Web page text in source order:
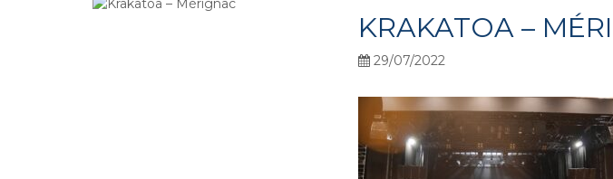
KRAKATOA –
29/07/2022